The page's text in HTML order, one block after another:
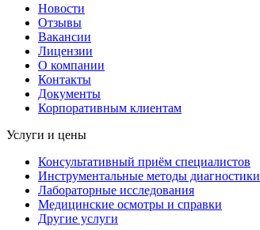
Новости
Отзывы
Вакансии
Лицензии
О компании
Контакты
Документы
Корпоративным клиентам
Услуги и цены
Консультативный приём специалистов
Инструментальные методы диагностики
Лабораторные исследования
Медицинские осмотры и справки
Другие услуги